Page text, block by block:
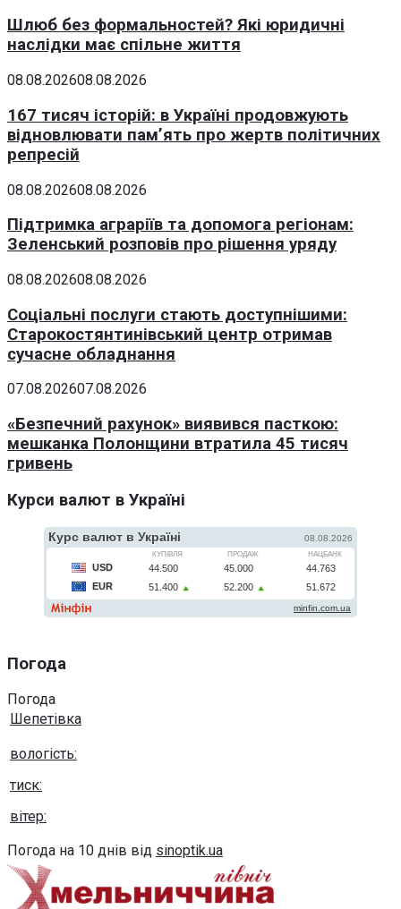
Шлюб без формальностей? Які юридичні
наслідки має спільне життя
08.08.202608.08.2026
167 тисяч історій: в Україні продовжують
відновлювати пам’ять про жертв політичних
репресій
08.08.202608.08.2026
Підтримка аграріїв та допомога регіонам:
Зеленський розповів про рішення уряду
08.08.202608.08.2026
Соціальні послуги стають доступнішими:
Старокостянтинівський центр отримав
сучасне обладнання
07.08.202607.08.2026
«Безпечний рахунок» виявився пасткою:
мешканка Полонщини втратила 45 тисяч
гривень
Курси валют в Україні
Погода
Погода
Шепетівка
вологість:
тиск:
вітер:
Погода на 10 днів від sinoptik.ua